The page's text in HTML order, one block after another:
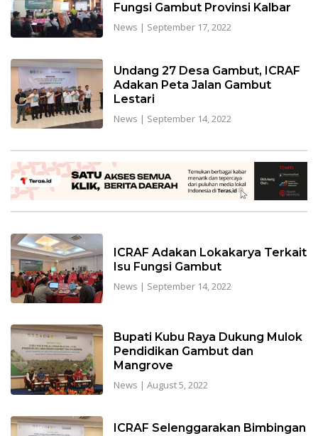
Fungsi Gambut Provinsi Kalbar
News | September 17, 2022
Undang 27 Desa Gambut, ICRAF
Adakan Peta Jalan Gambut
Lestari
News | September 14, 2022
ICRAF Adakan Lokakarya Terkait
Isu Fungsi Gambut
News | September 14, 2022
Bupati Kubu Raya Dukung Mulok
Pendidikan Gambut dan
Mangrove
News | August 5, 2022
ICRAF Selenggarakan Bimbingan